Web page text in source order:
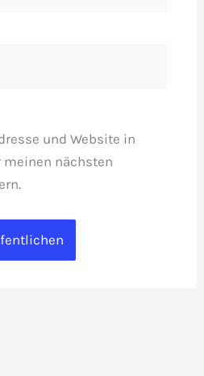
und Website in
meinen nächsten